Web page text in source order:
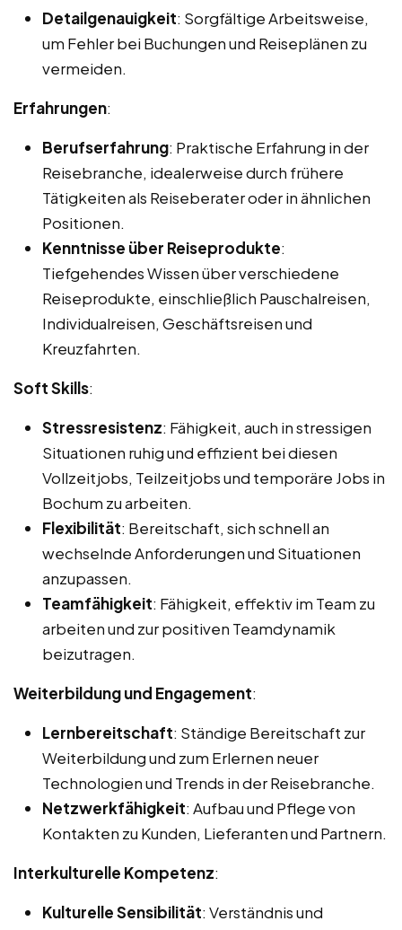
Detailgenauigkeit: Sorgfältige Arbeitsweise,
um Fehler bei Buchungen und Reiseplänen zu
vermeiden.
Erfahrungen:
Berufserfahrung: Praktische Erfahrung in der
Reisebranche, idealerweise durch frühere
Tätigkeiten als Reiseberater oder in ähnlichen
Positionen.
Kenntnisse über Reiseprodukte:
Tiefgehendes Wissen über verschiedene
Reiseprodukte, einschließlich Pauschalreisen,
Individualreisen, Geschäftsreisen und
Kreuzfahrten.
Soft Skills:
Stressresistenz: Fähigkeit, auch in stressigen
Situationen ruhig und effizient bei diesen
Vollzeitjobs, Teilzeitjobs und temporäre Jobs in
Bochum zu arbeiten.
Flexibilität: Bereitschaft, sich schnell an
wechselnde Anforderungen und Situationen
anzupassen.
Teamfähigkeit: Fähigkeit, effektiv im Team zu
arbeiten und zur positiven Teamdynamik
beizutragen.
Weiterbildung und Engagement:
Lernbereitschaft: Ständige Bereitschaft zur
Weiterbildung und zum Erlernen neuer
Technologien und Trends in der Reisebranche.
Netzwerkfähigkeit: Aufbau und Pflege von
Kontakten zu Kunden, Lieferanten und Partnern.
Interkulturelle Kompetenz:
Kulturelle Sensibilität: Verständnis und